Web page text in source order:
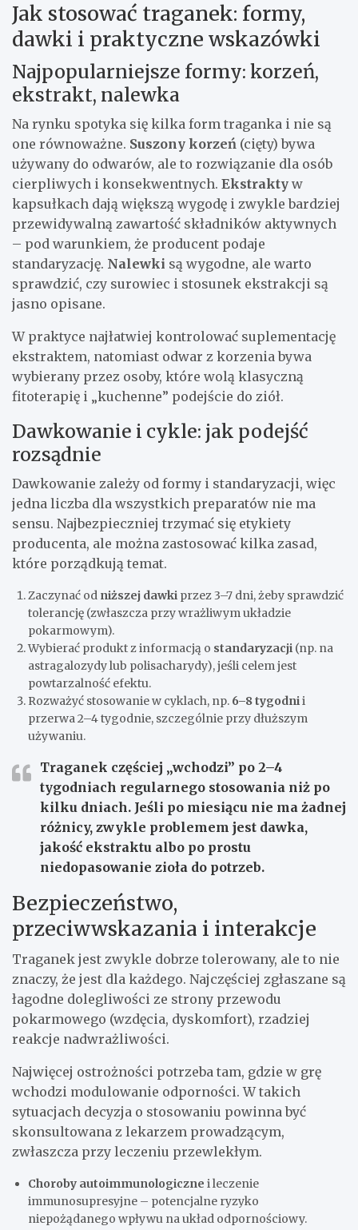
Jak stosować traganek: formy,
dawki i praktyczne wskazówki
Najpopularniejsze formy: korzeń,
ekstrakt, nalewka
Na rynku spotyka się kilka form traganka i nie są
one równoważne. Suszony korzeń (cięty) bywa
używany do odwarów, ale to rozwiązanie dla osób
cierpliwych i konsekwentnych. Ekstrakty w
kapsułkach dają większą wygodę i zwykle bardziej
przewidywalną zawartość składników aktywnych
– pod warunkiem, że producent podaje
standaryzację. Nalewki są wygodne, ale warto
sprawdzić, czy surowiec i stosunek ekstrakcji są
jasno opisane.
W praktyce najłatwiej kontrolować suplementację
ekstraktem, natomiast odwar z korzenia bywa
wybierany przez osoby, które wolą klasyczną
fitoterapię i „kuchenne” podejście do ziół.
Dawkowanie i cykle: jak podejść
rozsądnie
Dawkowanie zależy od formy i standaryzacji, więc
jedna liczba dla wszystkich preparatów nie ma
sensu. Najbezpieczniej trzymać się etykiety
producenta, ale można zastosować kilka zasad,
które porządkują temat.
Zaczynać od niższej dawki przez 3–7 dni, żeby sprawdzić
tolerancję (zwłaszcza przy wrażliwym układzie
pokarmowym).
Wybierać produkt z informacją o standaryzacji (np. na
astragalozydy lub polisacharydy), jeśli celem jest
powtarzalność efektu.
Rozważyć stosowanie w cyklach, np. 6–8 tygodnii
przerwa 2–4 tygodnie, szczególnie przy dłuższym
używaniu.
Traganek częściej „wchodzi” po 2–4
tygodniach regularnego stosowania niż po
kilku dniach. Jeśli po miesiącu nie ma żadnej
różnicy, zwykle problemem jest dawka,
jakość ekstraktu albo po prostu
niedopasowanie zioła do potrzeb.
Bezpieczeństwo,
przeciwwskazania i interakcje
Traganek jest zwykle dobrze tolerowany, ale to nie
znaczy, że jest dla każdego. Najczęściej zgłaszane są
łagodne dolegliwości ze strony przewodu
pokarmowego (wzdęcia, dyskomfort), rzadziej
reakcje nadwrażliwości.
Najwięcej ostrożności potrzeba tam, gdzie w grę
wchodzi modulowanie odporności. W takich
sytuacjach decyzja o stosowaniu powinna być
skonsultowana z lekarzem prowadzącym,
zwłaszcza przy leczeniu przewlekłym.
Choroby autoimmunologiczne i leczenie
immunosupresyjne – potencjalne ryzyko
niepożądanego wpływu na układ odpornościowy.